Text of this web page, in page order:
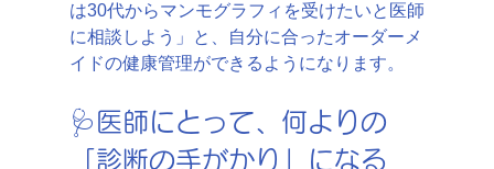
は30代からマンモグラフィを受けたいと医師
に相談しよう」と、自分に合ったオーダーメ
イドの健康管理ができるようになります。
🩺医師にとって、何よりの
「診断の手がかり」になる